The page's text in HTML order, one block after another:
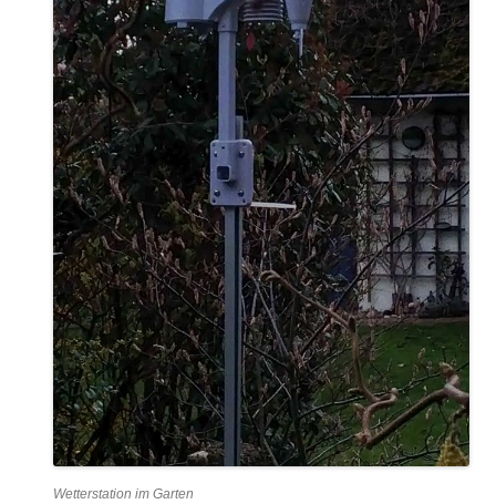
Wetterstation im Garten